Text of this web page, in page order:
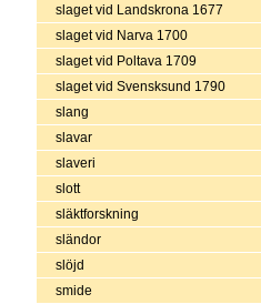
slaget vid Landskrona 1677
slaget vid Narva 1700
slaget vid Poltava 1709
slaget vid Svensksund 1790
slang
slavar
slaveri
slott
släktforskning
sländor
slöjd
smide